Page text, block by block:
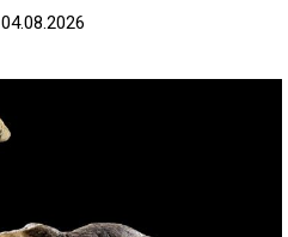
04.08.2026